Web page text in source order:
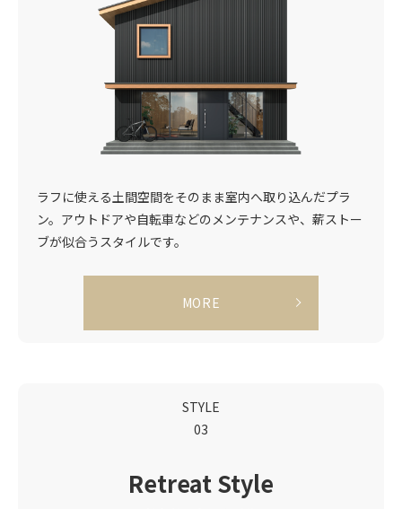
ラフに使える土間空間をそのまま室内へ取り込んだプラ
ン。アウトドアや自転車などのメンテナンスや、薪ストー
ブが似合うスタイルです。
MORE
STYLE
03
RetreatStyle